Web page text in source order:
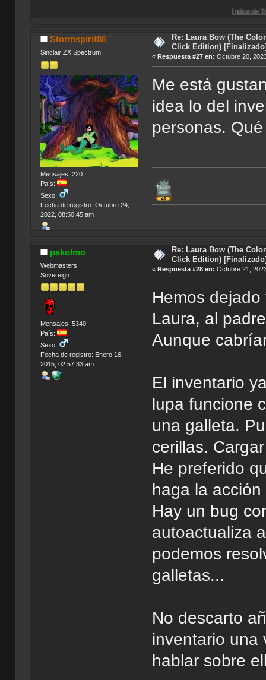
Índice de Traducciones de
Stormspirit86
Sinclair ZX Spectrum
Mensajes: 220
País:
Sexo:
Fecha de registro: Octubre 24,
2022, 08:50:45 am
Re: Laura Bow (The
Click Edition)
«Respuesta #27 en: Octubre 20,
Me está
idea lo del
personas.
pakolmo
Webmasters
Sovereign
Mensajes: 5340
País:
Sexo:
Fecha de registro: Enero 16,
2015, 02:57:33 am
Re: Laura Bow (The
Click Edition)
« Respuesta #28 en: Octubre 21,
Hemos
Laura, al
Aunque
El inventario
lupa funcione
una galleta.
cerillas.
He preferido
haga la
Hay un bug
autoactualiza
podemos
galletas...
No descarto
inventario una
hablar sobre